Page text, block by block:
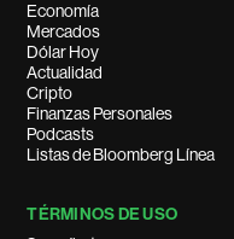
Economía
Mercados
Dólar Hoy
Actualidad
Cripto
Finanzas Personales
Podcasts
Listas de Bloomberg Línea
TÉRMINOS DE USO